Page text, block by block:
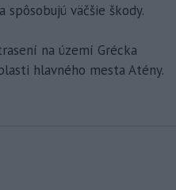
spôsobujú väčšie škody.
na území Grécka
hlavného mesta Atény.